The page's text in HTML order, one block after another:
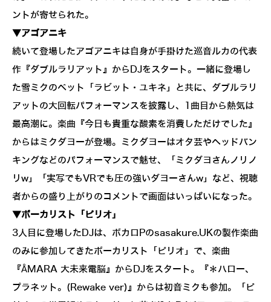
ントが寄せられた。
▼アゴアニキ
続いて登場したアゴアニキは自身が手掛けた巡音ルカの代表
作『ダブルラリアット』からDJをスタート。一緒に登場し
た雪ミクのペット「ラビット・ユキネ」と共に、ダブルラリ
アットの大回転パフォーマンスを披露し、1曲目から熱気は
最高潮に。楽曲『今日も貴重な酸素を消費しただけでした』
からはミクダヨーが登場。ミクダヨーはオタ芸やヘッドバン
キングなどのパフォーマンスで魅せ、「ミクダヨさんノリノ
リw」「実写でもVRでも圧の強いダヨーさんw」など、視聴
者からの盛り上がりのコメントで画面はいっぱいになった。
▼ボーカリスト「ピリオ」
3人目に登場したDJは、ボカロPのsasakure.UKの製作楽曲
のみに参加してきたボーカリスト「ピリオ」で、楽曲
『ÅMARA 大未来電脳』からDJをスタート。『＊ハロー、
プラネット。(Rewake ver)』からは初音ミクも参加。「ピ